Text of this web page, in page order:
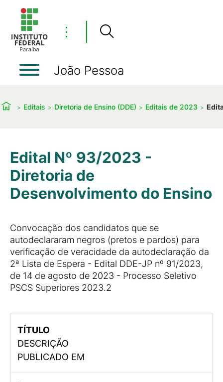
⋮
João Pessoa
Editais Diretoria de Ensino (DDE) Editais de 2023
Edital Nº 93/2023 -
Diretoria de
Desenvolvimento do Ensino
Convocação dos candidatos que se
autodeclararam negros (pretos e pardos) para
verificação de veracidade da autodeclaração da
2ª Lista de Espera - Edital DDE-JP nº 91/2023,
de 14 de agosto de 2023 - Processo Seletivo
PSCS Superiores 2023.2
TÍTULO
DESCRIÇÃO
PUBLICADO EM